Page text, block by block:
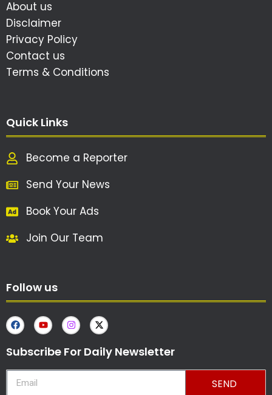
About us
Disclaimer
Privacy Policy
Contact us
Terms & Conditions
Quick Links
Become a Reporter
Send Your News
Book Your Ads
Join Our Team
Follow us
Subscribe For Daily Newsletter
SEND